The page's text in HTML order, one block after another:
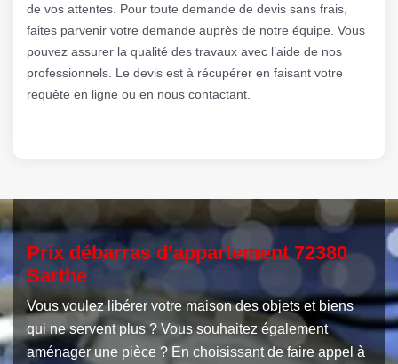
de vos attentes. Pour toute demande de devis sans frais,
faites parvenir votre demande auprès de notre équipe. Vous
pouvez assurer la qualité des travaux avec l’aide de nos
professionnels. Le devis est à récupérer en faisant votre
requête en ligne ou en nous contactant.
Prix débarras d’appartement 72380
Sarthe
Vous voulez libérer votre maison des objets et biens
qui ne servent plus ? Vous souhaitez également
aménager une pièce ? En choisissant de faire appel à